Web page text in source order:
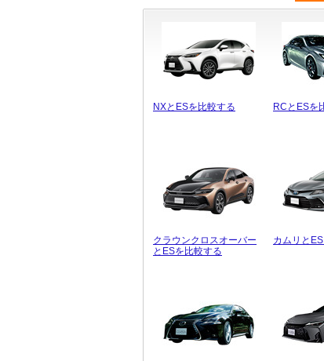
NXとESを比較する RCとESを
クラウンクロスオーバー
とESを比較する
カムリと